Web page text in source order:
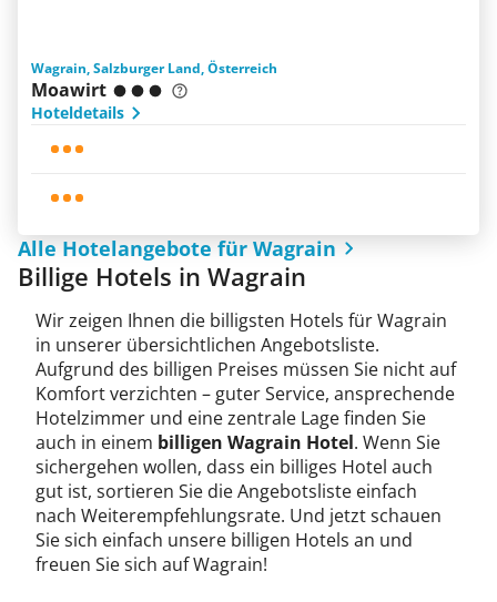
Wagrain, Salzburger Land, Österreich
Moawirt
Hoteldetails
Alle Hotelangebote für Wagrain
Billige Hotels in Wagrain
Wir zeigen Ihnen die billigsten Hotels für Wagrain
in unserer übersichtlichen Angebotsliste.
Aufgrund des billigen Preises müssen Sie nicht auf
Komfort verzichten – guter Service, ansprechende
Hotelzimmer und eine zentrale Lage finden Sie
auch in einem billigen Wagrain Hotel. Wenn Sie
sichergehen wollen, dass ein billiges Hotel auch
gut ist, sortieren Sie die Angebotsliste einfach
nach Weiterempfehlungsrate. Und jetzt schauen
Sie sich einfach unsere billigen Hotels an und
freuen Sie sich auf Wagrain!